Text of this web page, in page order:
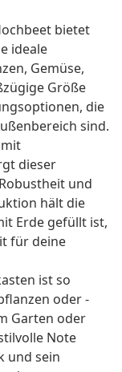
bietet
ideale
Gemüse,
Größe
die
sind.
dieser
und
hält die
Erde gefüllt ist,
für deine
ist so
oder -
Garten oder
Note
und sein